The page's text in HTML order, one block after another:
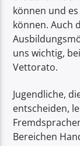
können und
können. Auch
uns wichtig,
Vettorato.
Jugendliche,
entscheiden,
Bereichen